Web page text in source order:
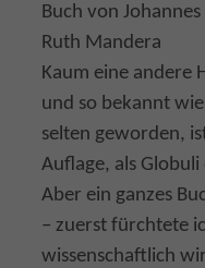
Buch von
Ruth Mandera
Kaum eine andere
und so bekannt
selten geworden,
Auflage, als
Aber ein ganzes
– zuerst fürchtete
wissenschaftlich